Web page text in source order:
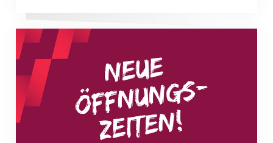
Neue Empfangszeiten ab 1. August 2026